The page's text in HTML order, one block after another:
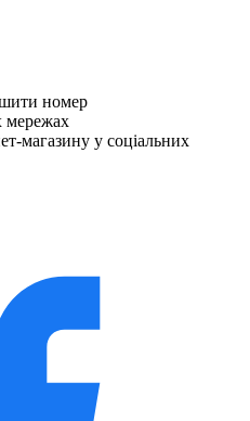
номер
мережах
магазину у соціальних